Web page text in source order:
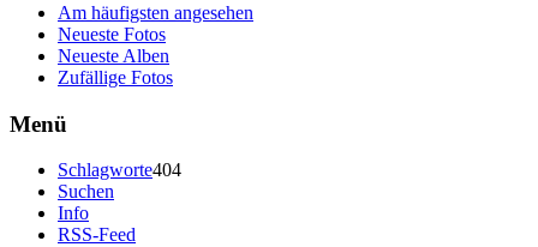
Am häufigsten angesehen
Neueste Fotos
Neueste Alben
Zufällige Fotos
Menü
Schlagworte404
Suchen
Info
RSS-Feed